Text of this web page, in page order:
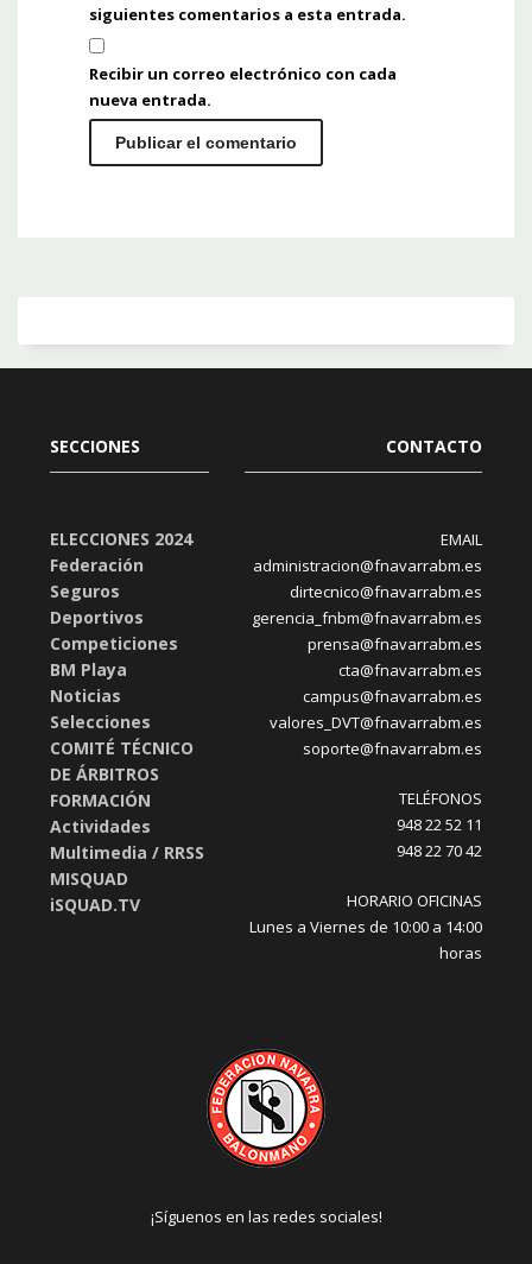
siguientes comentarios a esta entrada.
Recibir un correo electrónico con cada
nueva entrada.
SECCIONES
ELECCIONES 2024
Federación
Seguros
Deportivos
Competiciones
BM Playa
Noticias
Selecciones
COMITÉ TÉCNICO
DE ÁRBITROS
FORMACIÓN
Actividades
Multimedia / RRSS
MISQUAD
iSQUAD.TV
CONTACTO
EMAIL
administracion@fnavarrabm.es
dirtecnico@fnavarrabm.es
gerencia_fnbm@fnavarrabm.es
prensa@fnavarrabm.es
cta@fnavarrabm.es
campus@fnavarrabm.es
valores_DVT@fnavarrabm.es
soporte@fnavarrabm.es
TELÉFONOS
948 22 52 11
948 22 70 42
HORARIO OFICINAS
Lunes a Viernes de 10:00 a 14:00
horas
¡Síguenos en las redes sociales!